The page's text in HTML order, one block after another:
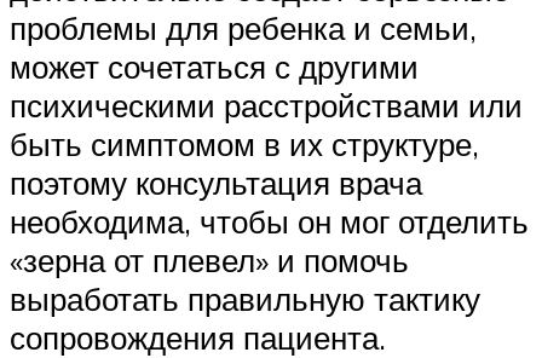
проблемы для ребенка и семьи,
может сочетаться с другими
психическими расстройствами или
быть симптомом в их структуре,
поэтому консультация врача
необходима, чтобы он мог отделить
«зерна от плевел» и помочь
выработать правильную тактику
сопровождения пациента.